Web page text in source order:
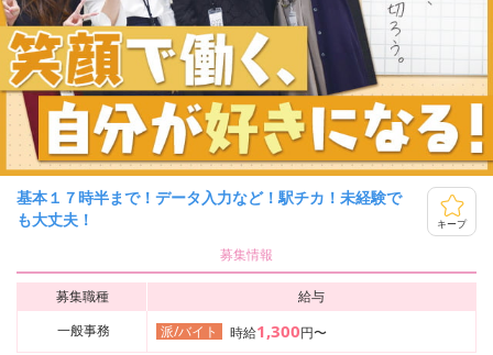
基本１７時半まで！データ入力など！駅チカ！未経験で
も大丈夫！
キープ
募集情報
募集職種
給与
一般事務
派/バイト 時給1,300円〜